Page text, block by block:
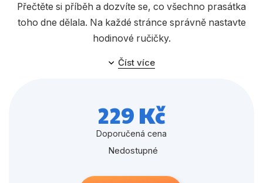
Poezie
Populárně - naučná pro dospělé
Populárně - naučné pro děti
Příroda a zahrada
Společnost, politika
Výchova a pedagogika
Přečtěte si příběh a dozvíte se, co všechno prasátka
toho dne dělala. Na každé stránce správně nastavte
hodinové ručičky.
Číst více
229 Kč
Doporučená cena
Nedostupné